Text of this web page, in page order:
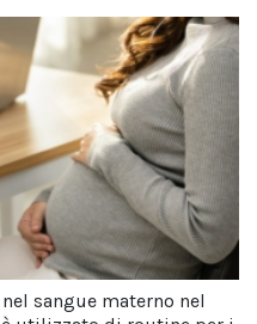
sangue materno nel